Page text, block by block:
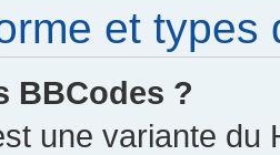
et types
BBCodes ?
une variante du